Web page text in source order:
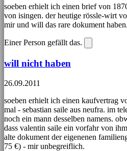
soeben erhielt ich einen brief von
von isingen. der heutige rössle-wirt
mir und will das rare dokument haben.
Einer Person gefällt das.
will nicht haben
26.09.2011
soeben erhielt ich einen kaufvertrag
mal - sebastian saile aus neufra. im
noch ein mann desselben namens.
dass valentin saile ein vorfahr von
alte dokument der eigenenen
75 €) - mir unbegreiflich.